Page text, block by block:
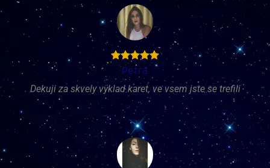
Petra
Dekuji za skvely vyklad karet, ve vsem jste se trefili